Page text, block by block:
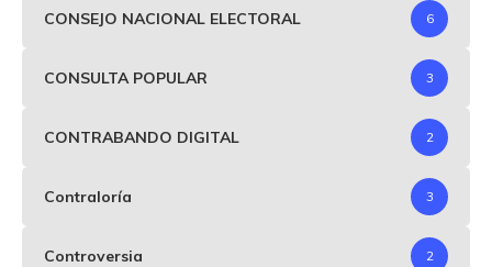
CONSEJO NACIONAL ELECTORAL 6
CONSULTA POPULAR 3
CONTRABANDO DIGITAL 2
Contraloría 3
Controversia 2